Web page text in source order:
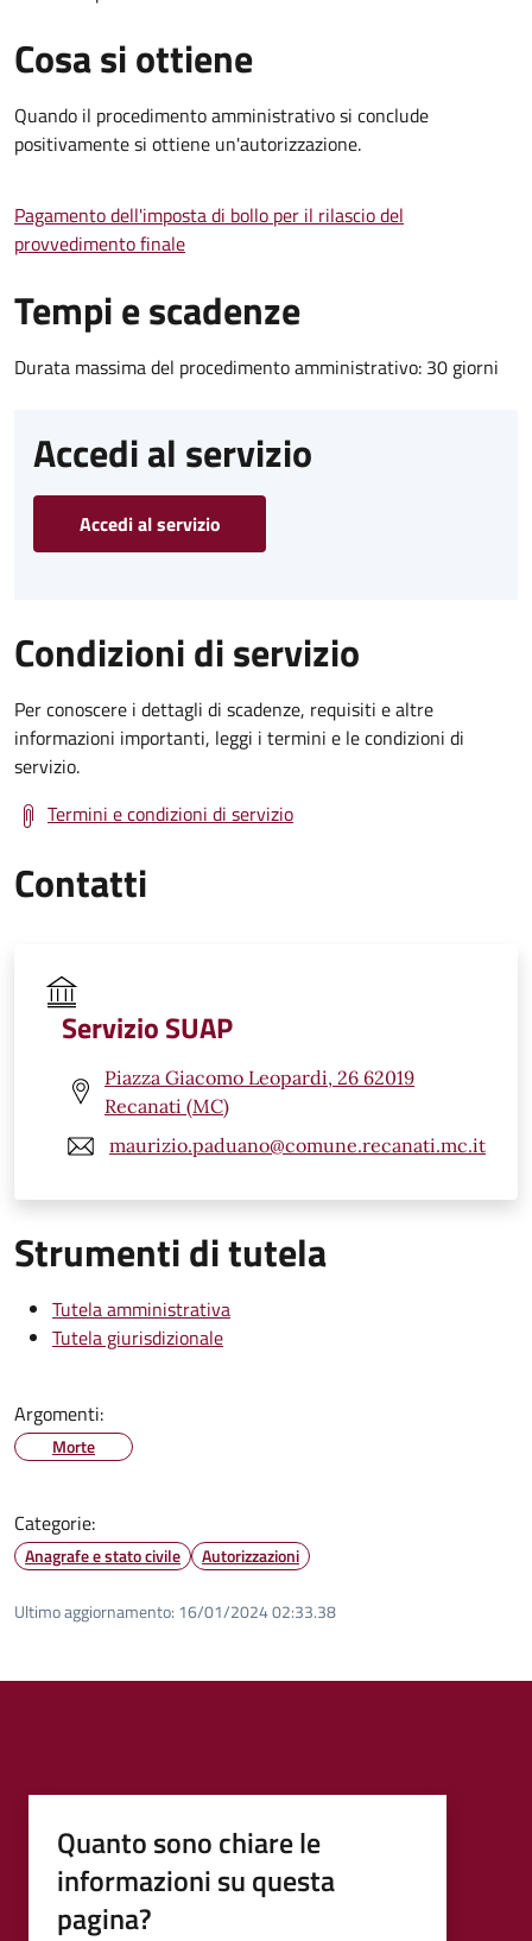
Cosa si ottiene
Quando il procedimento amministrativo si conclude
positivamente si ottiene un'autorizzazione.
Pagamento dell'imposta di bollo per il rilascio del
provvedimento finale
Tempi e scadenze
Durata massima del procedimento amministrativo: 30 giorni
Accedi al servizio
Accedi al servizio
Condizioni di servizio
Per conoscere i dettagli di scadenze, requisiti e altre
informazioni importanti, leggi i termini e le condizioni di
servizio.
Termini e condizioni di servizio
Contatti
Servizio SUAP
Piazza Giacomo Leopardi, 26 62019
Recanati (MC)
maurizio.paduano@comune.recanati.mc.it
Strumenti di tutela
Tutela amministrativa
Tutela giurisdizionale
Argomenti:
Morte
Categorie:
Anagrafe e stato civile Autorizzazioni
Ultimo aggiornamento: 16/01/2024 02:33.38
Quanto sono chiare le
informazioni su questa
pagina?